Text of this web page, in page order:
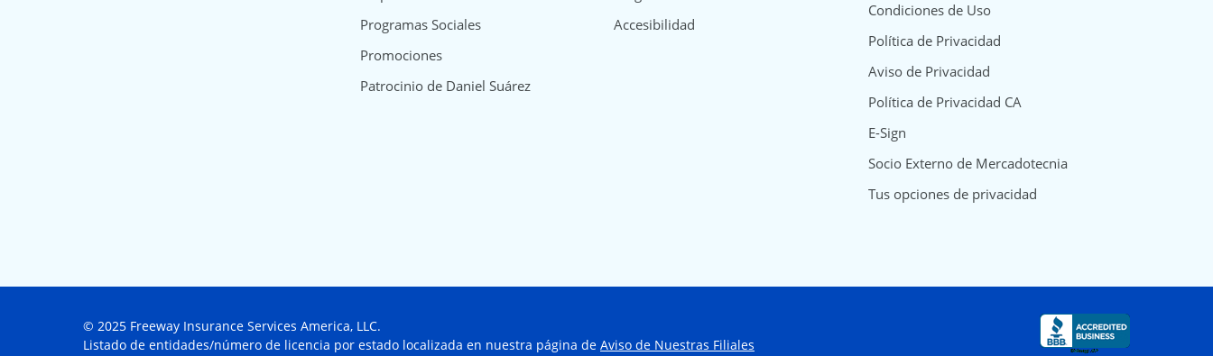
Programas Sociales
Promociones
Patrocinio de Daniel Suárez
Accesibilidad
Condiciones de Uso
Política de Privacidad
Aviso de Privacidad
Política de Privacidad CA
E-Sign
Socio Externo de Mercadotecnia
Tus opciones de privacidad
© 2025 Freeway Insurance Services America, LLC.
Listado de entidades/número de licencia por estado localizada en nuestra página de Aviso de Nuestras Filiales